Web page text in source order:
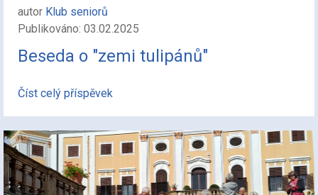
autor Klub seniorů
Publikováno: 03.02.2025
Beseda o "zemi tulipánů"
Číst celý příspěvek